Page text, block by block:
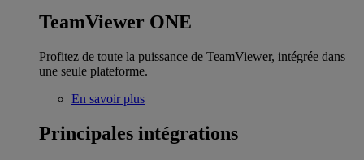
TeamViewer ONE
Profitez de toute la puissance de TeamViewer, intégrée dans
une seule plateforme.
En savoir plus
Principales intégrations